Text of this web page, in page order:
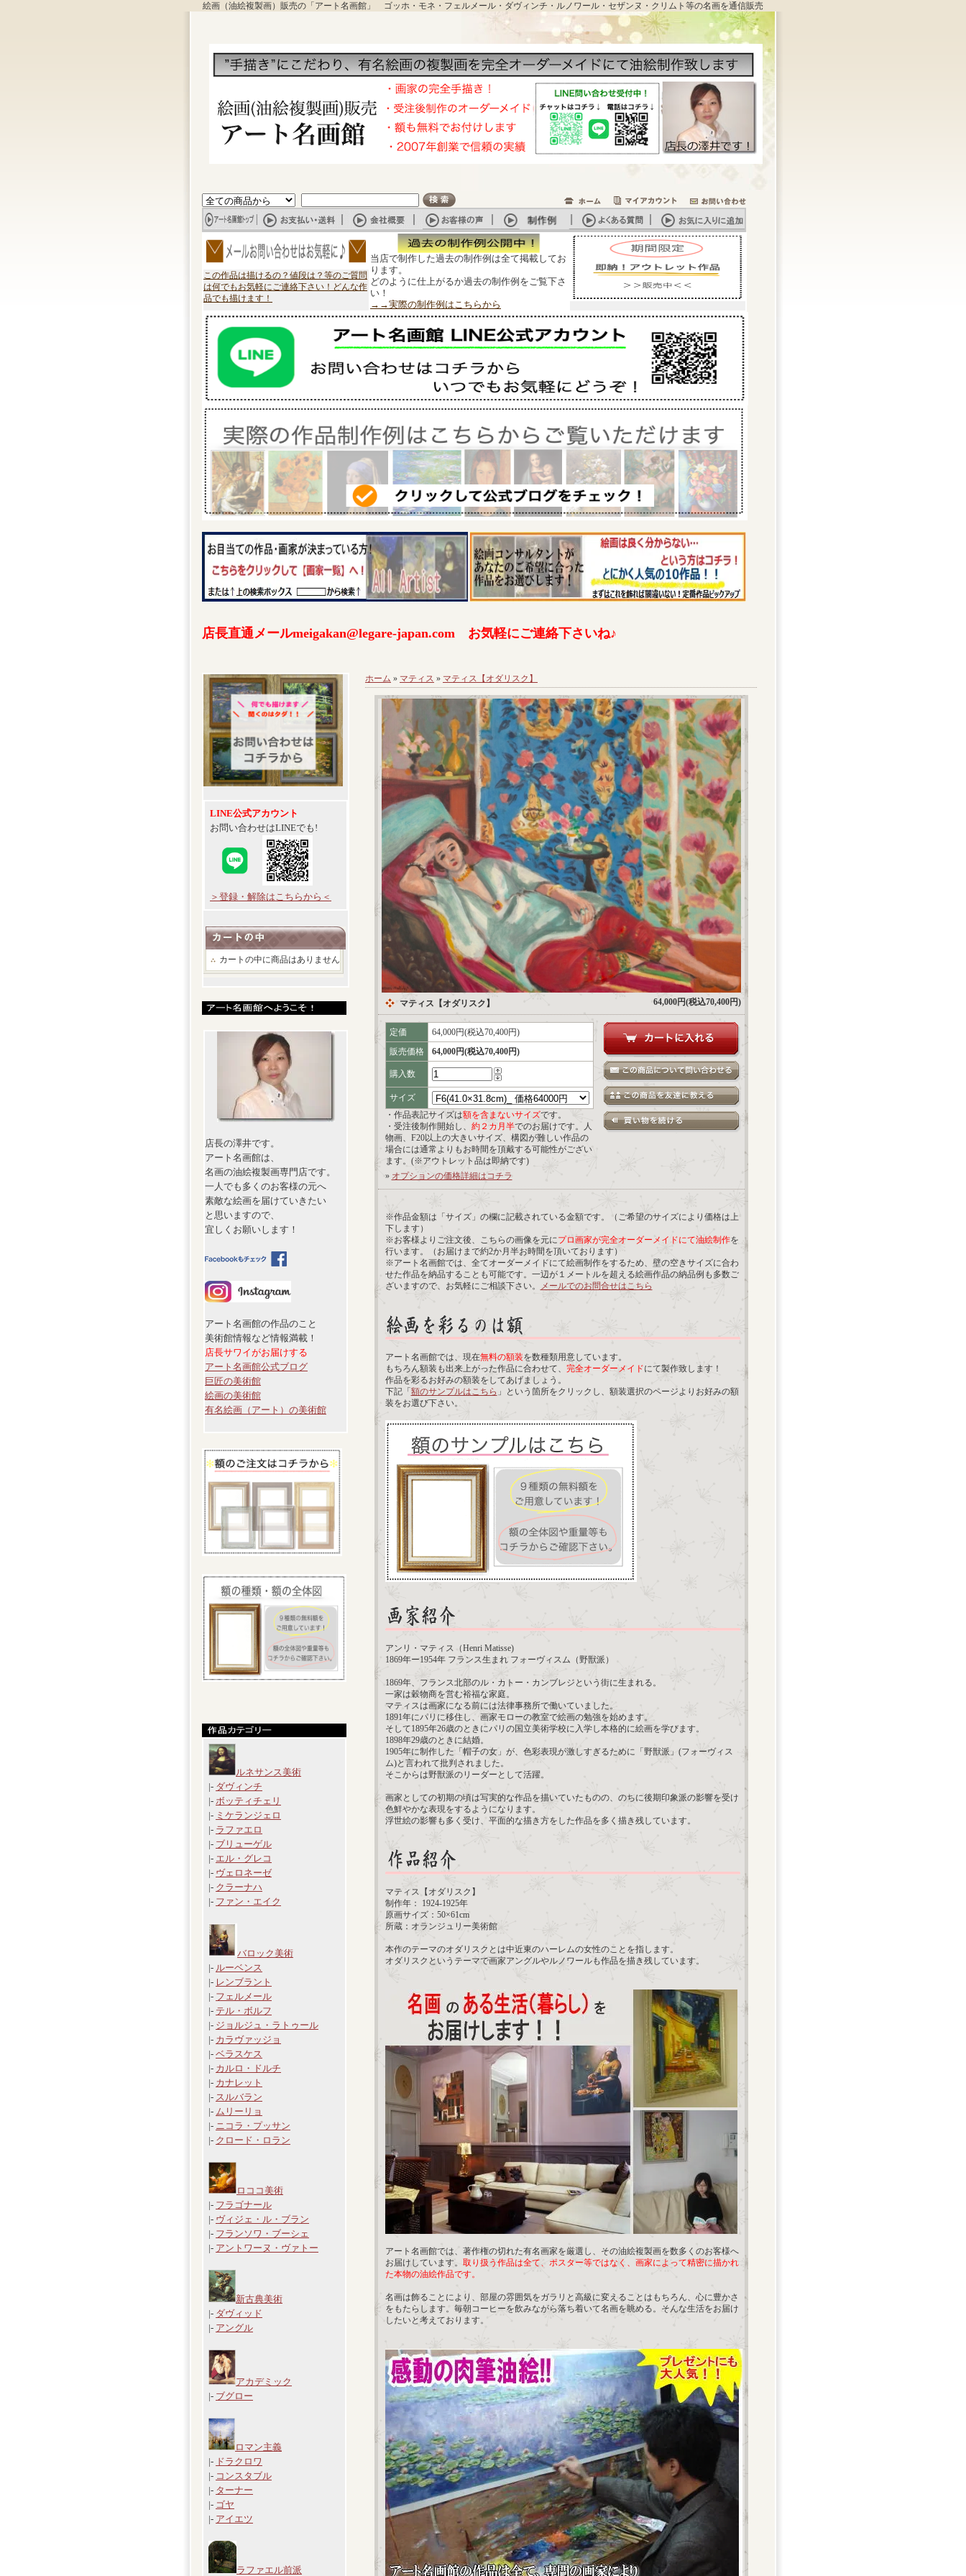
絵画（油絵複製画）販売の「アート名画館」 ゴッホ・モネ・フェルメール・ダヴィンチ・ルノワール・セザンヌ・クリムト等の名画を通信販売
この作品は描けるの？値段は？等のご質問
は何でもお気軽にご連絡下さい！どんな作
品でも描けます！
当店で制作した過去の制作例は全て掲載してお
ります。
どのように仕上がるか過去の制作例をご覧下さ
い！
→→実際の制作例はこちらから
店長直通メールmeigakan@legare-japan.com お気軽にご連絡下さいね♪
LINE公式アカウント
お問い合わせはLINEでも!
＞登録・解除はこちらから＜
カートの中に商品はありません
店長の澤井です。
アート名画館は、
名画の油絵複製画専門店です。
一人でも多くのお客様の元へ
素敵な絵画を届けていきたい
と思いますので、
宜しくお願いします！
アート名画館の作品のこと
美術館情報など情報満載！
店長サワイがお届けする
アート名画館公式ブログ
巨匠の美術館
絵画の美術館
有名絵画（アート）の美術館
ルネサンス美術
|- ダヴィンチ
|- ボッティチェリ
|- ミケランジェロ
|- ラファエロ
|- ブリューゲル
|- エル・グレコ
|- ヴェロネーゼ
|- クラーナハ
|- ファン・エイク
バロック美術
|- ルーベンス
|- レンブラント
|- フェルメール
|- テル・ボルフ
|- ジョルジュ・ラトゥール
|- カラヴァッジョ
|- ベラスケス
|- カルロ・ドルチ
|- カナレット
|- スルバラン
|- ムリーリョ
|- ニコラ・プッサン
|- クロード・ロラン
ロココ美術
|- フラゴナール
|- ヴィジェ・ル・ブラン
|- フランソワ・ブーシェ
|- アントワーヌ・ヴァトー
新古典美術
|- ダヴィッド
|- アングル
アカデミック
|- ブグロー
ロマン主義
|- ドラクロワ
|- コンスタブル
|- ターナー
|- ゴヤ
|- アイエツ
ラファエル前派
ホーム » マティス » マティス【オダリスク】
マティス【オダリスク】 64,000円(税込70,400円)
定価
64,000円(税込70,400円)
販売価格
64,000円(税込70,400円)
購入数
サイズ
・作品表記サイズは額を含まないサイズです。
・受注後制作開始し、 約２カ月半でのお届けです。人
物画、F20以上の大きいサイズ、構図が難しい作品の
場合には通常よりもお時間を頂戴する可能性がござい
ます。(※アウトレット品は即納です)
» オプションの価格詳細はコチラ
※作品金額は「サイズ」の欄に記載されている金額です。（ご希望のサイズにより価格は上
下します）
※お客様よりご注文後、こちらの画像を元にプロ画家が完全オーダーメイドにて油絵制作を
行います。（お届けまで約2か月半お時間を頂いております）
※アート名画館では、全てオーダーメイドにて絵画制作をするため、壁の空きサイズに合わ
せた作品を納品することも可能です。一辺が１メートルを超える絵画作品の納品例も多数ご
ざいますので、お気軽にご相談下さい。
メールでのお問合せはこちら
アート名画館では、現在無料の額装を数種類用意しています。
もちろん額装も出来上がった作品に合わせて、 完全オーダーメイドにて製作致します！
作品を彩るお好みの額装をしてあげましょう。
下記「 額のサンプルはこちら 」という箇所をクリックし、額装選択のページよりお好みの額
装をお選び下さい。
アンリ・マティス（Henri Matisse)
1869年ー1954年 フランス生まれ フォーヴィスム（野獣派）
1869年、フランス北部のル・カトー・カンブレジという街に生まれる。
一家は穀物商を営む裕福な家庭。
マティスは画家になる前には法律事務所で働いていました。
1891年にパリに移住し、画家モローの教室で絵画の勉強を始めます。
そして1895年26歳のときにパリの国立美術学校に入学し本格的に絵画を学びます。
1898年29歳のときに結婚。
1905年に制作した「帽子の女」が、色彩表現が激しすぎるために「野獣派」(フォーヴィス
ム)と言われて批判されました。
そこからは野獣派のリーダーとして活躍。
画家としての初期の頃は写実的な作品を描いていたものの、のちに後期印象派の影響を受け
色鮮やかな表現をするようになります。
浮世絵の影響も多く受け、平面的な描き方をした作品を多く描き残しています。
マティス【オダリスク】
制作年： 1924-1925年
原画サイズ：50×61cm
所蔵：オランジュリー美術館
本作のテーマのオダリスクとは中近東のハーレムの女性のことを指します。
オダリスクというテーマで画家アングルやルノワールも作品を描き残しています。
アート名画館では、著作権の切れた有名画家を厳選し、その油絵複製画を数多くのお客様へ
お届けしています。 取り扱う作品は全て、ポスター等ではなく、画家によって精密に描かれ
た本物の油絵作品です。
名画は飾ることにより、部屋の雰囲気をガラリと高級に変えることはもちろん、心に豊かさ
をもたらします。毎朝コーヒーを飲みながら落ち着いて名画を眺める。そんな生活をお届け
したいと考えております。